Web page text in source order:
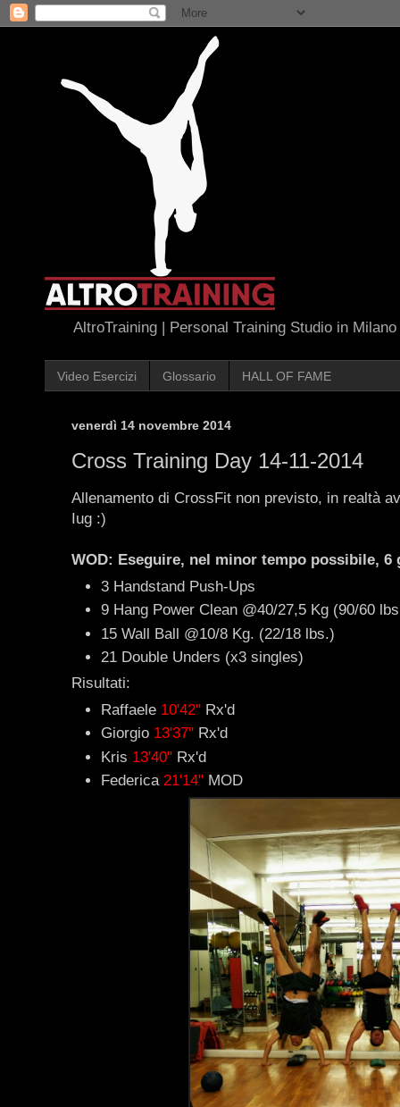
AltroTraining | Personal Training Studio in Milano
Video Esercizi Glossario HALL OF FAME
venerdì 14 novembre 2014
Cross Training Day 14-11-2014
Allenamento di CrossFit non previsto, in realtà
Iug :)
WOD: Eseguire, nel minor tempo possibile,
3 Handstand Push-Ups
9 Hang Power Clean @40/27,5 Kg (90/60
15 Wall Ball @10/8 Kg. (22/18 lbs.)
21 Double Unders (x3 singles)
Risultati:
Raffaele 10'42" Rx'd
Giorgio 13'37" Rx'd
Kris 13'40" Rx'd
Federica 21'14" MOD